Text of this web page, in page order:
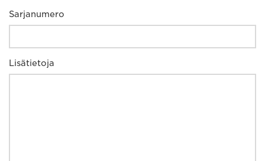
Sarjanumero
Lisätietoja